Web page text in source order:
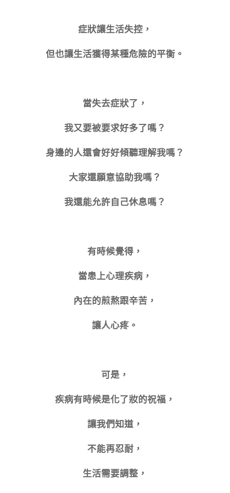
症狀讓生活失控，
但也讓生活獲得某種危險的平衡。
當失去症狀了，
我又要被要求好多了嗎？
身邊的人還會好好傾聽理解我嗎？
大家還願意協助我嗎？
我還能允許自己休息嗎？
有時候覺得，
當患上心理疾病，
內在的煎熬跟辛苦，
讓人心疼。
可是，
疾病有時候是化了妝的祝福，
讓我們知道，
不能再忍耐，
生活需要調整，